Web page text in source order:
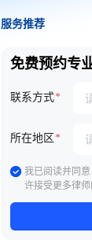
服务推荐
免费预约专
联系方式
所在地区
我已阅读并同意
许接受更多律师